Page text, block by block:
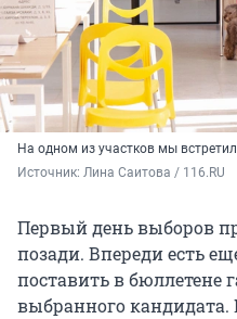
На одном из участков мы
Источник: Лина Саитова / 116.RU
Первый день выборов
позади. Впереди есть
поставить в бюллетене
выбранного кандидата.